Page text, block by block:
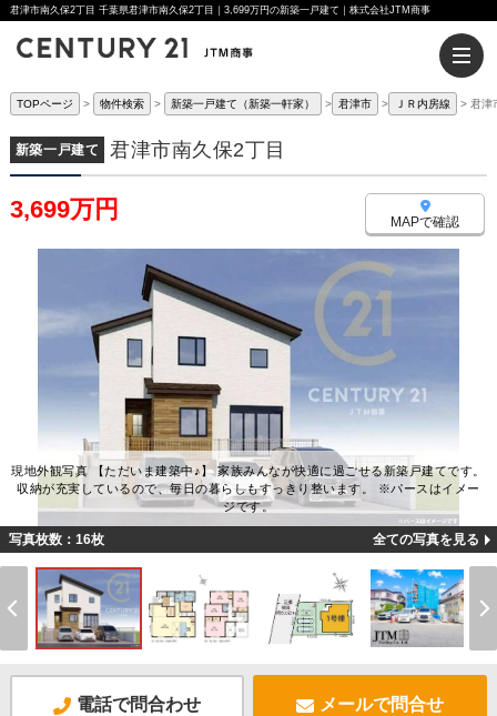
君津市南久保2丁目 千葉県君津市南久保2丁目｜3,699万円の新築一戸建て｜株式会社JTM商事
TOPページ 物件検索 新築一戸建て（新築一軒家） 君津市 ＪＲ内房線 君津
新築一戸建て 君津市南久保2丁目
3,699万円 MAPで確認
現地外観写真 【ただいま建築中♪】 家族みんなが快適に過ごせる新築戸建てです。
収納が充実しているので、毎日の暮らしもすっきり整います。 ※パースはイメー
ジです。
写真枚数：16枚 全ての写真を見る
電話で問合わせ メールで問合せ